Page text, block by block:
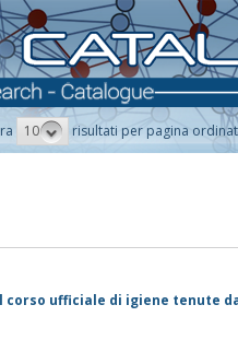
10 risultati per pagina
ufficiale di igiene tenute